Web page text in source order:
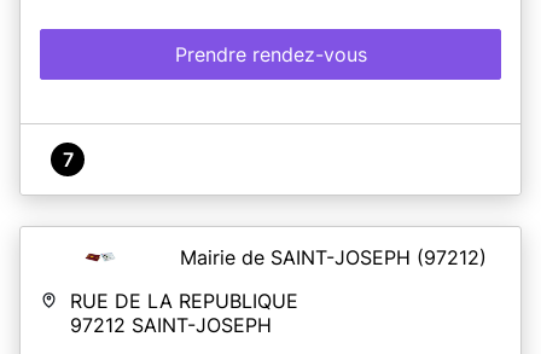
Prendre rendez-vous
7
Mairie de SAINT-JOSEPH (97212)
RUE DE LA REPUBLIQUE
97212 SAINT-JOSEPH